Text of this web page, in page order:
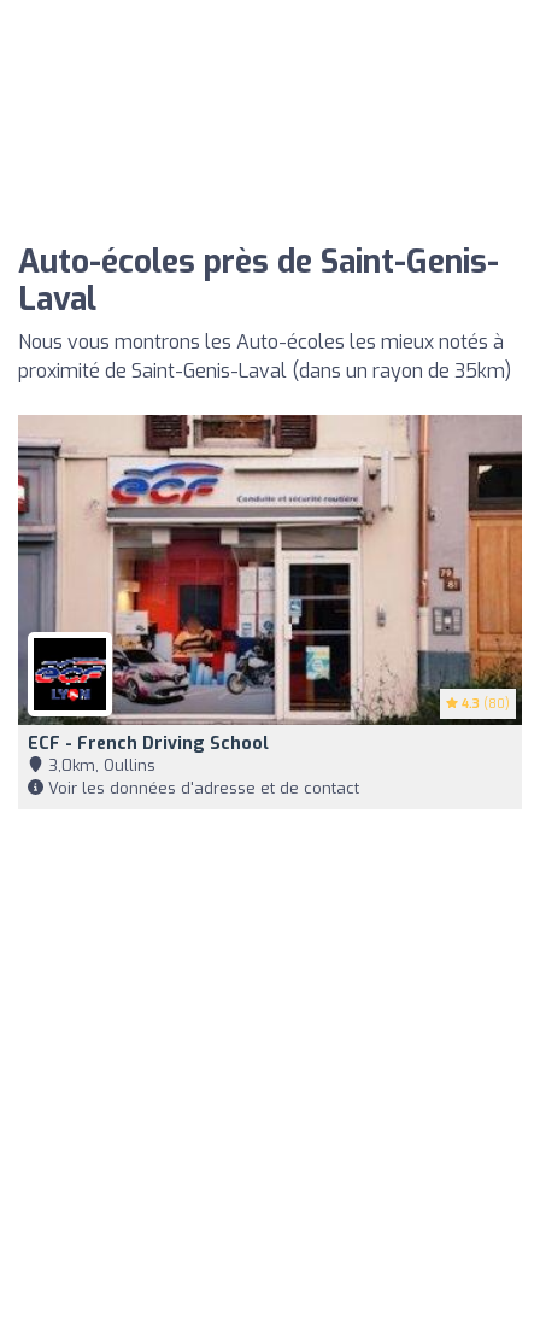
Auto-écoles près de Saint-Genis-
Laval
Nous vous montrons les Auto-écoles les mieux notés à
proximité de Saint-Genis-Laval (dans un rayon de 35km)
4.3 (80)
ECF - French Driving School
3,0km, Oullins
Voir les données d'adresse et de contact